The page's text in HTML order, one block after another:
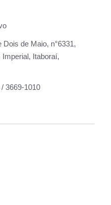
Dois de Maio, n°6331,
Imperial, Itaboraí,
3669-1010